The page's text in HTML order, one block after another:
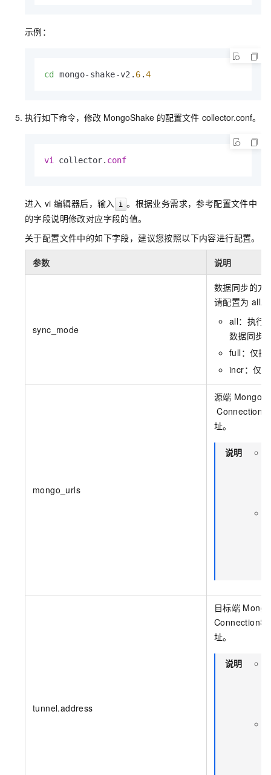
示例：
cd mongo-shake-v2. 6 .4
执行如下命令，修改 MongoShake 的配置文件 collector.conf。
vi collector. conf
进入 vi 编辑器后，输入 i 。根据业务需求，参考配置文件中
的字段说明修改对应字段的值。
关于配置文件中的如下字段，建议您按照以下内容进行配置。
参数 说明
sync_mode
数据同步的方
请配置为 all。
all：执行
数据同步
full：仅执
incr：仅
mongo_urls
源端
址。
说明
tunnel.address
目标端
址。
说明